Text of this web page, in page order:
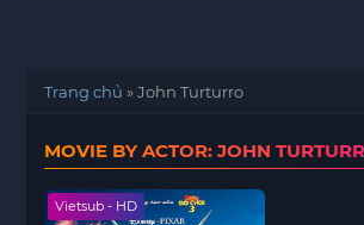
Trang chủ »John Turturro
MOVIE BY ACTOR: JOHN
Vietsub - HD